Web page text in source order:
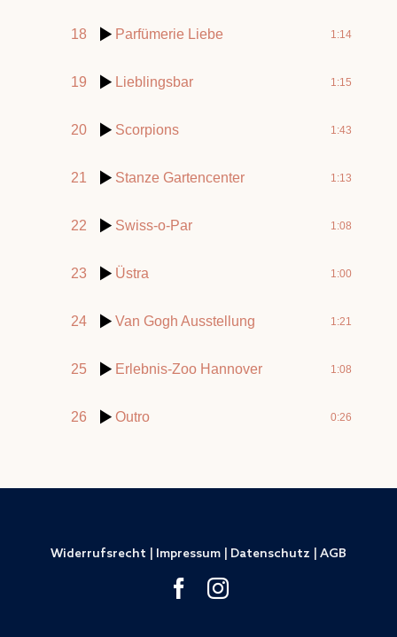
18 Parfümerie Liebe 1:14
19 Lieblingsbar 1:15
20 Scorpions 1:43
21 Stanze Gartencenter 1:13
22 Swiss-o-Par 1:08
23 Üstra 1:00
24 Van Gogh Ausstellung 1:21
25 Erlebnis-Zoo Hannover 1:08
26 Outro 0:26
Widerrufsrecht Impressum Datenschutz AGB